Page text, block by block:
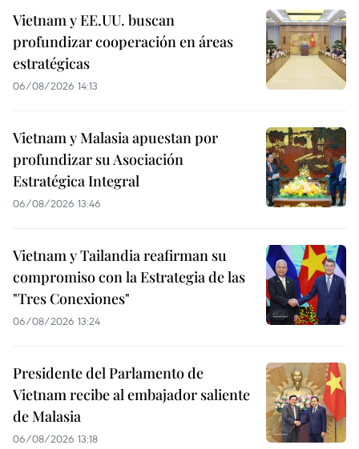
Vietnam y EE.UU. buscan
profundizar cooperación en áreas
estratégicas
06/08/2026 14:13
Vietnam y Malasia apuestan por
profundizar su Asociación
Estratégica Integral
06/08/2026 13:46
Vietnam y Tailandia reafirman su
compromiso con la Estrategia de las
"Tres Conexiones"
06/08/2026 13:24
Presidente del Parlamento de
Vietnam recibe al embajador saliente
de Malasia
06/08/2026 13:18